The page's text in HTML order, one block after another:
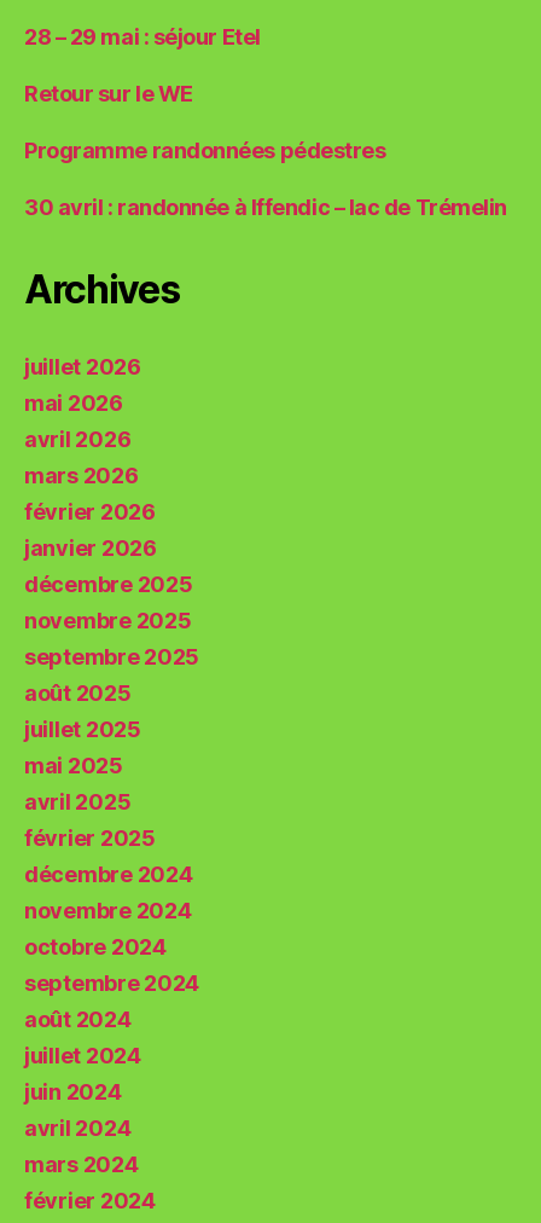
28 – 29 mai : séjour Etel
Retour sur le WE
Programme randonnées pédestres
30 avril : randonnée à Iffendic – lac de Trémelin
Archives
juillet 2026
mai 2026
avril 2026
mars 2026
février 2026
janvier 2026
décembre 2025
novembre 2025
septembre 2025
août 2025
juillet 2025
mai 2025
avril 2025
février 2025
décembre 2024
novembre 2024
octobre 2024
septembre 2024
août 2024
juillet 2024
juin 2024
avril 2024
mars 2024
février 2024